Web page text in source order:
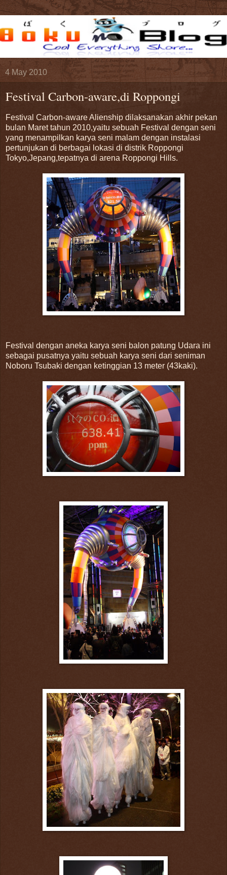
4 May 2010
Festival Carbon-aware,di Roppongi
Festival Carbon-aware Alienship dilaksanakan akhir pekan
bulan Maret tahun 2010,yaitu sebuah Festival dengan seni
yang menampilkan karya seni malam dengan instalasi
pertunjukan di berbagai lokasi di distrik Roppongi
Tokyo,Jepang,tepatnya di arena Roppongi Hills.
Festival dengan aneka karya seni balon patung Udara ini
sebagai pusatnya yaitu sebuah karya seni dari seniman
Noboru Tsubaki dengan ketinggian 13 meter (43kaki).